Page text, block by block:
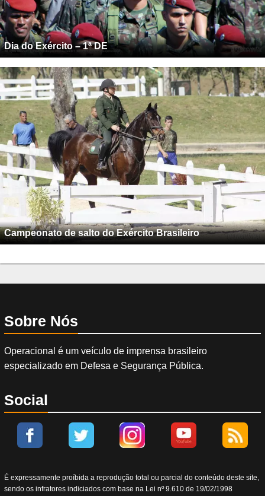
Dia do Exército – 1ª DE
Campeonato de salto do Exército Brasileiro
Sobre Nós
Operacional é um veículo de imprensa brasileiro
especializado em Defesa e Segurança Pública.
Social
É expressamente proíbida a reprodução total ou parcial do conteúdo deste site,
sendo os infratores indiciados com base na Lei nº 9.610 de 19/02/1998